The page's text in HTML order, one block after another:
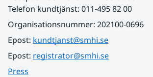
Telefon kundtjänst: 011-495 82 00
Organisationsnummer: 202100-0696
Epost: kundtjanst@smhi.se
Epost: registrator@smhi.se
Press